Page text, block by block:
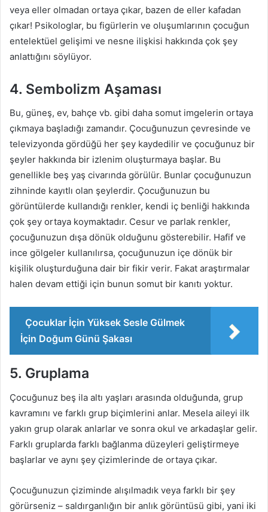
veya eller olmadan ortaya çıkar, bazen de eller kafadan
çıkar! Psikologlar, bu figürlerin ve oluşumlarının çocuğun
entelektüel gelişimi ve nesne ilişkisi hakkında çok şey
anlattığını söylüyor.
4. Sembolizm Aşaması
Bu, güneş, ev, bahçe vb. gibi daha somut imgelerin ortaya
çıkmaya başladığı zamandır. Çocuğunuzun çevresinde ve
televizyonda gördüğü her şey kaydedilir ve çocuğunuz bir
şeyler hakkında bir izlenim oluşturmaya başlar. Bu
genellikle beş yaş civarında görülür. Bunlar çocuğunuzun
zihninde kayıtlı olan şeylerdir. Çocuğunuzun bu
görüntülerde kullandığı renkler, kendi iç benliği hakkında
çok şey ortaya koymaktadır. Cesur ve parlak renkler,
çocuğunuzun dışa dönük olduğunu gösterebilir. Hafif ve
ince gölgeler kullanılırsa, çocuğunuzun içe dönük bir
kişilik oluşturduğuna dair bir fikir verir. Fakat araştırmalar
halen devam ettiği için bunun somut bir kanıtı yoktur.
Çocuklar İçin Yüksek Sesle Gülmek
İçin Doğum Günü Şakası
5. Gruplama
Çocuğunuz beş ila altı yaşları arasında olduğunda, grup
kavramını ve farklı grup biçimlerini anlar. Mesela aileyi ilk
yakın grup olarak anlarlar ve sonra okul ve arkadaşlar gelir.
Farklı gruplarda farklı bağlanma düzeyleri geliştirmeye
başlarlar ve aynı şey çizimlerinde de ortaya çıkar.
Çocuğunuzun çiziminde alışılmadık veya farklı bir şey
görürseniz – saldırganlığın bir anlık görüntüsü gibi, yani iki